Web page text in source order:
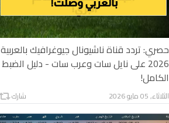
حصري: تردد قناة ناشيونال جيوغرافيك بالعربية
2026 على نايل سات وعرب سات - دليل الضبط
الكامل!
الثلاثاء, 05 مايو 2026 شارك